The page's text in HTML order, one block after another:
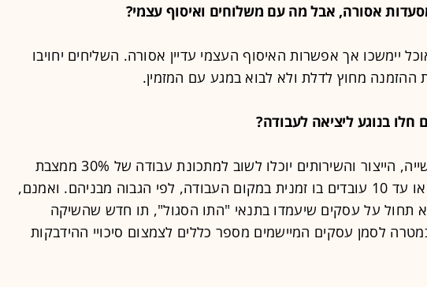
אסורה, אבל מה עם משלוחים ואיסוף עצמי?
יימשכו אך אפשרות האיסוף העצמי עדיין אסורה. השליחים יחויבו
ההזמנה מחוץ לדלת ולא לבוא במגע עם המזמין.
חלו בנוגע ליציאה לעבודה?
ענפי התעשייה, הייצור והשירותים יוכלו לשוב למתכונת עבודה של 30% ממצבת
כוח-האדם או עד 10 עובדים בו זמנית במקום העבודה, לפי הגבוה מבניהם. ואמנם,
תחול על עסקים שיעמדו בתנאי "התו הסגול", תו חדש שהשיקה
לסמן עסקים המיישמים מספר כללים לצמצום סיכויי ההידבקות